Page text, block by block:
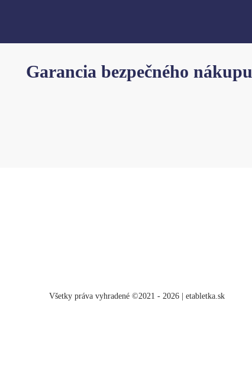
Garancia bezpečného nákupu
Všetky práva vyhradené ©2021 - 2026 | etabletka.sk